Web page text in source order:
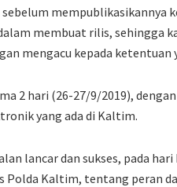
mempublikasikannya
membuat rilis, sehingga
mengacu kepada ketentuan
2 hari (26-27/9/2019),
yang ada di Kaltim.
lancar dan sukses, pada hari
Kaltim, tentang peran